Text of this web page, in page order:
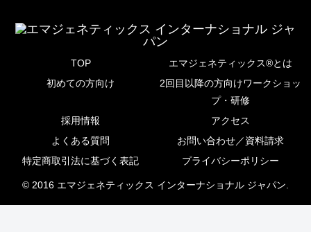
TOP
エマジェネティックス®とは
初めての方向け
2回目以降の方向けワークショッ
プ・研修
採用情報
アクセス
よくある質問
お問い合わせ／資料請求
特定商取引法に基づく表記
プライバシーポリシー
© 2016 エマジェネティックス インターナショナル ジャパン.